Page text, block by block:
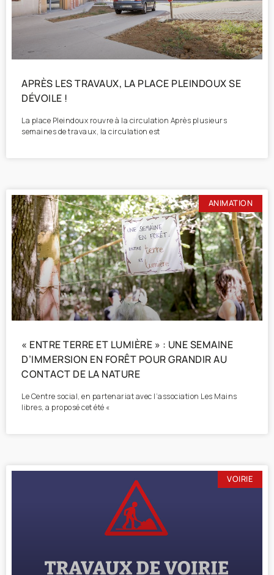
APRÈS LES TRAVAUX, LA PLACE PLEINDOUX SE
DÉVOILE !
La place Pleindoux rouvre à la circulation Après plusieurs
semaines de travaux, la circulation est
ANIMATION
« ENTRE TERRE ET LUMIÈRE » : UNE SEMAINE
D’IMMERSION EN FORÊT POUR GRANDIR AU
CONTACT DE LA NATURE
Le Centre social, en partenariat avec l’association Les Mains
libres, a proposé cet été «
VOIRIE